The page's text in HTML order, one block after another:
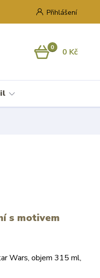
Přihlášení
0 0 Kč
s motivem
Wars, objem 315 ml,